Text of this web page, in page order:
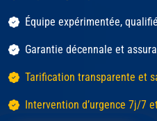
Équipe expérimentée,
Garantie décennale et
Tarification transparente et
Intervention d’urgence 7j/7